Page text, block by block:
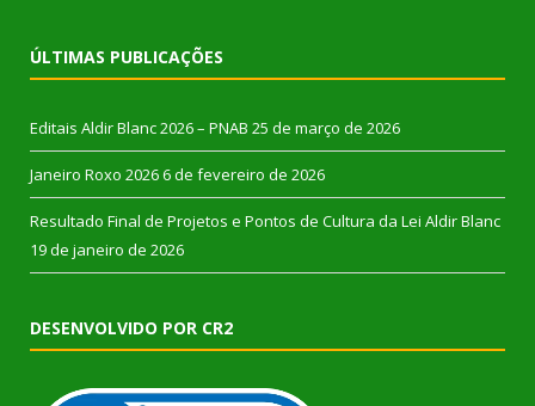
ÚLTIMAS PUBLICAÇÕES
Editais Aldir Blanc 2026 – PNAB 25 de março de 2026
Janeiro Roxo 2026 6 de fevereiro de 2026
Resultado Final de Projetos e Pontos de Cultura da Lei Aldir Blanc
19 de janeiro de 2026
DESENVOLVIDO POR CR2